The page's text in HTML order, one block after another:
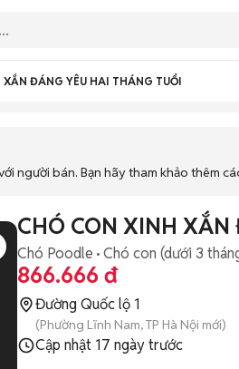
XẮN ĐÁNG YÊU HAI THÁNG TUỔI
người bán. Bạn hãy tham khảo thêm
CHÓ CON XINH XẮN
Chó Poodle Chó con (dưới 3
866.666 đ
Đường Quốc lộ 1
(Phường Lĩnh Nam, TP Hà Nội mới)
Cập nhật 17 ngày trước